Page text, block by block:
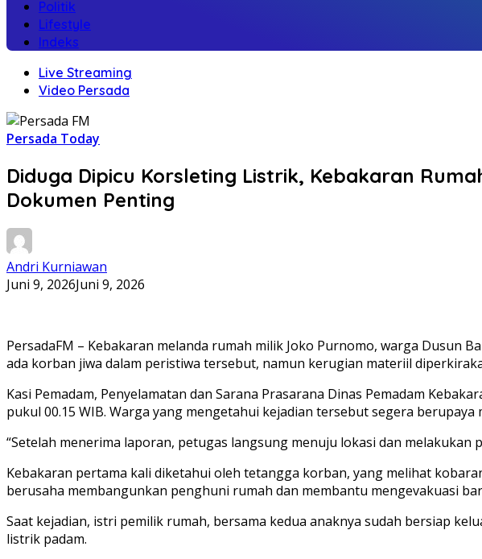
Politik
Lifestyle
Indeks
Live Streaming
Video Persada
Persada Today
Diduga Dipicu Korsleting Listrik, Kebakaran
Dokumen Penting
Andri Kurniawan
Juni 9, 2026Juni 9, 2026
PersadaFM – Kebakaran melanda rumah milik Joko Purnomo, warga Dusun
ada korban jiwa dalam peristiwa tersebut, namun kerugian materiil
Kasi Pemadam, Penyelamatan dan Sarana Prasarana Dinas Pemadam
pukul 00.15 WIB. Warga yang mengetahui kejadian tersebut segera
“Setelah menerima laporan, petugas langsung menuju lokasi dan
Kebakaran pertama kali diketahui oleh tetangga korban, yang melihat
berusaha membangunkan penghuni rumah dan membantu mengevakuasi
Saat kejadian, istri pemilik rumah, bersama kedua anaknya sudah bersiap
listrik padam.